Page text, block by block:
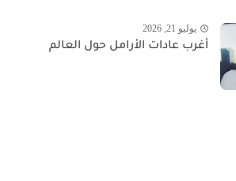
يوليو 21, 2026
أغرب عادات الأرامل حول العالم